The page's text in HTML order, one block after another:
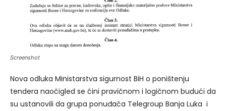
Screenshot
Nova odluka Ministarstva sigurnost BiH o poništenju
tendera naočigled se čini pravičnom i logičnom budući da
su ustanovili da grupa ponuđača Telegroup Banja Luka i